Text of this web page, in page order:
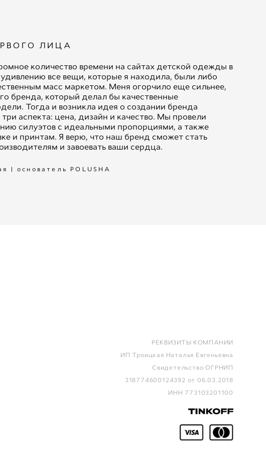
ЛИЦА
количество времени на сайтах детской одежды в
все вещи, которые я находила, были либо
масс маркетом. Меня огорчило еще сильнее,
бренда, который делал бы качественные
Тогда и возникла идея о создании бренда
аспекта: цена, дизайн и качество. Мы провели
силуэтов с идеальными пропорциями, а также
и принтам. Я верю, что наш бренд сможет стать
и завоевать ваши сердца.
| основатель POLUSHA
РЕКВИЗИТЫ КОМПАНИИ
ИП Троицкая Наталья Евгеньевна
Свидетельство ОГРНИП
318774600124392 от 06.03.2018
ИНН 773103201100